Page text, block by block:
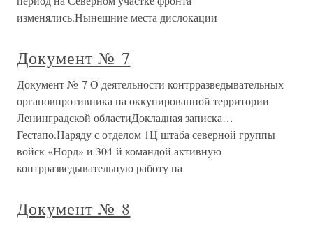
изменялись.Нынешние места дислокации
Документ № 7
Документ № 7 О деятельности контрразведывательных
органовпротивника на оккупированной территории
Ленинградской областиДокладная записка…
Гестапо.Наряду с отделом 1Ц штаба северной группы
войск «Норд» и 304-й командой активную
контрразведывательную работу на
Документ № 8